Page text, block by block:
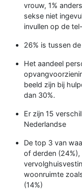
vrouw, 1%
sekse niet
invullen op de
26% is tussen
Het aandeel
beeld zijn bij
dan 30%.
Er zijn 15
Nederlandse
De top 3 van
of derden (24%),
woonruimte
(14%)